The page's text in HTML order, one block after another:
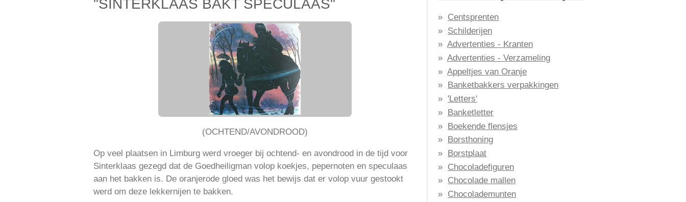
"SINTERKLAAS BAKT SPECULAAS"
(OCHTEND/AVONDROOD)
Op veel plaatsen in Limburg werd vroeger bij ochtend- en avondrood in de tijd voor
Sinterklaas gezegd dat de Goedheiligman volop koekjes, pepernoten en speculaas
aan het bakken is. De oranjerode gloed was het bewijs dat er volop vuur gestookt
werd om deze lekkernijen te bakken.
Centsprenten
Schilderijen
Advertenties - Kranten
Advertenties - Verzameling
Appeltjes van Oranje
Banketbakkers verpakkingen
'Letters'
Banketletter
Boekende flensjes
Borsthoning
Borstplaat
Chocoladefiguren
Chocolade mallen
Chocolademunten